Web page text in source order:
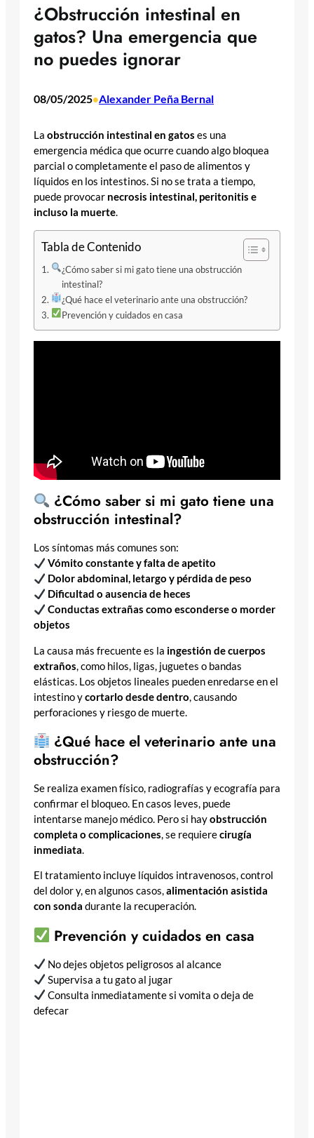
¿Obstrucción intestinal en
gatos? Una emergencia que
no puedes ignorar
08/05/2025•Alexander Peña Bernal
La obstrucción intestinal en gatos es una
emergencia médica que ocurre cuando algo bloquea
parcial o completamente el paso de alimentos y
líquidos en los intestinos. Si no se trata a tiempo,
puede provocar necrosis intestinal, peritonitis e
incluso la muerte.
Tabla de Contenido
¿Cómo saber si mi gato tiene una obstrucción
intestinal?
¿Qué hace el veterinario ante una obstrucción?
Prevención y cuidados en casa
¿Cómo saber si mi gato tiene una
obstrucción intestinal?
Los síntomas más comunes son:
Vómito constante y falta de apetito
Dolor abdominal, letargo y pérdida de peso
Dificultad o ausencia de heces
Conductas extrañas como esconderse o morder
objetos
La causa más frecuente es la ingestión de cuerpos
extraños, como hilos, ligas, juguetes o bandas
elásticas. Los objetos lineales pueden enredarse en el
intestino ycortarlo desde dentro, causando
perforaciones y riesgo de muerte.
¿Qué hace el veterinario ante una
obstrucción?
Se realiza examen físico, radiografías y ecografía para
confirmar el bloqueo. En casos leves, puede
intentarse manejo médico. Pero si hayobstrucción
completa o complicaciones, se requierecirugía
inmediata.
El tratamiento incluye líquidos intravenosos, control
del dolor y, en algunos casos,alimentación asistida
con sonda durante la recuperación.
Prevención y cuidados en casa
No dejes objetos peligrosos al alcance
Supervisa a tu gato al jugar
Consulta inmediatamente si vomita o deja de
defecar